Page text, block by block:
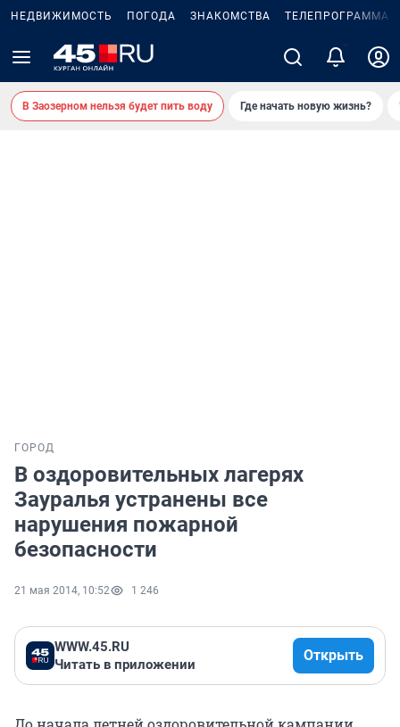
НЕДВИЖИМОСТЬ ПОГОДА ЗНАКОМСТВА ТЕЛЕПРОГРАММА
В Заозерном нельзя будет пить воду Где начать новую жизнь?
ГОРОД
В оздоровительных лагерях
Зауралья устранены все
нарушения пожарной
безопасности
21 мая 2014, 10:52 1 246
WWW.45.RU
Читать в приложении
Открыть